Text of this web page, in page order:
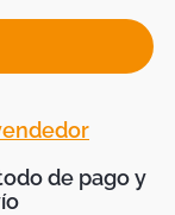
de pago y